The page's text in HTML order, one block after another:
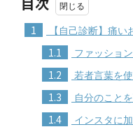
1 【自己診断】痛い
1.1 ファッショ
1.2 若者言葉を
1.3 自分のこと
1.4 インスタに